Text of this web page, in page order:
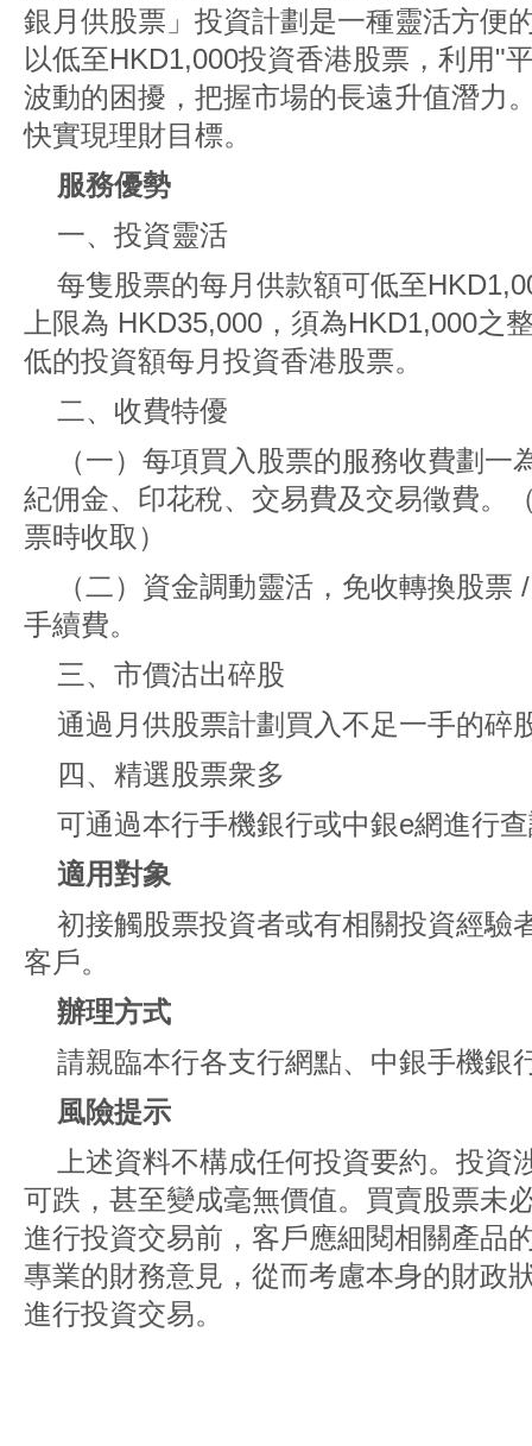
銀月供股票」投資計劃是一種靈活方便
以低至HKD1,000投資香港股票，利用"
波動的困擾，把握市場的長遠升值潛力
快實現理財目標。
服務優勢
一、投資靈活
每隻股票的每月供款額可低至
上限為 HKD35,000，須為HKD1,000之
低的投資額每月投資香港股票。
二、收費特優
（一）每項買入股票的服務收費劃一
紀佣金、印花稅、交易費及交易徵費。
票時收取）
（二）資金調動靈活，免收轉換股
手續費。
三、市價沽出碎股
通過月供股票計劃買入不足一手的碎
四、精選股票衆多
可通過本行手機銀行或中銀e網進行
適用對象
初接觸股票投資者或有相關投資經驗
客戶。
辦理方式
請親臨本行各支行網點、中銀手機銀
風險提示
上述資料不構成任何投資要約。投資
可跌，甚至變成毫無價值。買賣股票未
進行投資交易前，客戶應細閱相關產品
專業的財務意見，從而考慮本身的財政
進行投資交易。